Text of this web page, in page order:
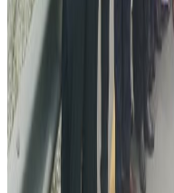
विदेशबाट फर्किने
अपरिचितको सुन
२०२६ अगस्ट ६
रोमानियामा
घाइते